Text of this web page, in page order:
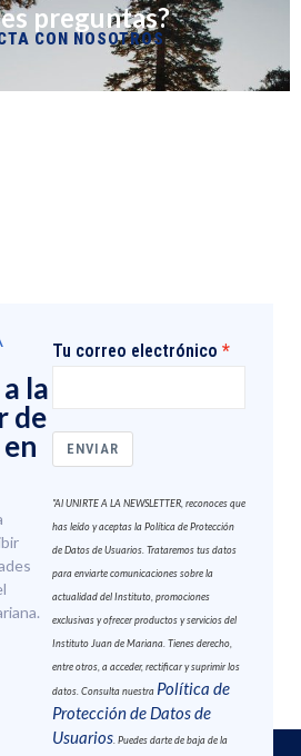
preguntas?
CON NOSOTROS
la
de
Tu correo electrónico
ENVIAR
"Al UNIRTE A LA NEWSLETTER, reconoces que
has leído y aceptas la Política de Protección
de Datos de Usuarios. Trataremos tus datos
para enviarte comunicaciones sobre la
actualidad del Instituto, promociones
exclusivas y ofrecer productos y servicios del
Instituto Juan de Mariana. Tienes derecho,
entre otros, a acceder, rectificar y suprimir los
datos. Consulta nuestra Política de
Protección de Datos de
Usuarios . Puedes darte de baja de la